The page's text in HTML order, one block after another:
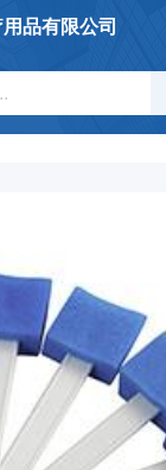
品有限公司